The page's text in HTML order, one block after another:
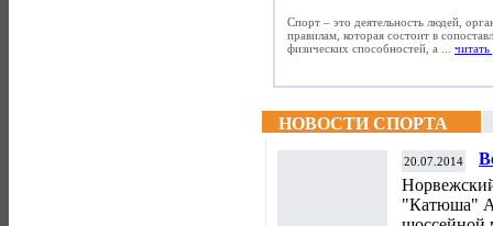
Спорт – это деятельность людей,
правилам, которая состоит в
физических способностей, а ... читать
НОВОСТИ СПОРТА
20.07.2014
"Катюша"